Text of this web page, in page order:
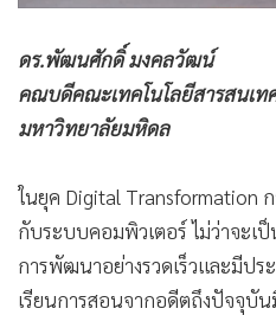
• เศรษฐกิจ-ธุรกิจ
• จีน
ชุมชน-คุณภาพชีวิต
•
•
Motoring
• เกม
• วิทยาศาสตร์
ดร.พัฒนศักดิ์ มงคลวัฒน์
คณบดีคณะเทคโนโลยีสารสนเท
มหาวิทยาลัยมหิดล
ในยุค Digital Transformation ก
กับระบบคอมพิวเตอร์ ไม่ว่าจะเ
การพัฒนาอย่างรวดเร็วและมีป
เรียนการสอนจากอดีตถึงปัจจุบัน